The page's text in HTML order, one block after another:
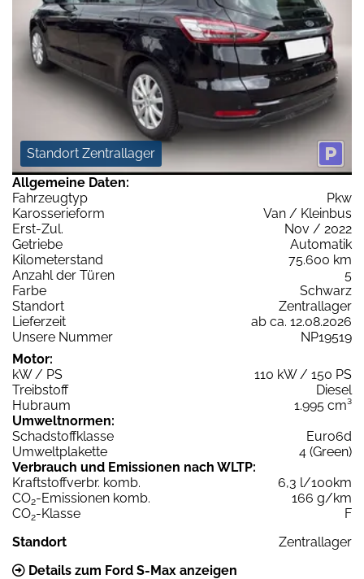
Standort Zentrallager
Allgemeine Daten:
Fahrzeugtyp
Pkw
Karosserieform
Van / Kleinbus
Erst-Zul.
Nov / 2022
Getriebe
Automatik
Kilometerstand
75.600 km
Anzahl der Türen
5
Farbe
Schwarz
Standort
Zentrallager
Lieferzeit
ab ca. 12.08.2026
Unsere Nummer
NP19519
Motor:
kW / PS
110 kW / 150 PS
Treibstoff
Diesel
Hubraum
1.995 cm³
Umweltnormen:
Schadstoffklasse
Euro6d
Umweltplakette
4 (Green)
Verbrauch und Emissionen nach WLTP:
Kraftstoffverbr. komb.
6,3 l/100km
CO2-Emissionen komb.
166 g/km
CO2-Klasse
F
Standort
Zentrallager
Details zum Ford S-Max anzeigen